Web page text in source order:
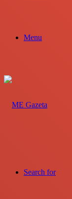
Menu
Search for